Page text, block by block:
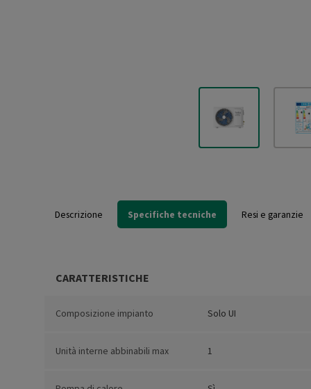
Descrizione Specifiche tecniche Resi e garanzie
CARATTERISTICHE
Composizione impianto Solo UI
Unità interne abbinabili max 1